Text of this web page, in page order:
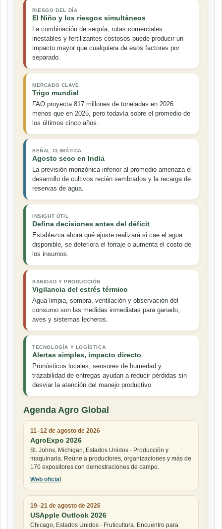
RIESGO DEL DÍA
El Niño y los riesgos simultáneos
La combinación de sequía, rutas comerciales
inestables y fertilizantes costosos puede producir un
impacto mayor que cualquiera de esos factores por
separado.
MERCADO CLAVE
Trigo mundial
FAO proyecta 817 millones de toneladas en 2026:
menos que en 2025, pero todavía sobre el promedio de
los últimos cinco años.
SEÑAL CLIMÁTICA
Agosto seco en India
La previsión monzónica inferior al promedio amenaza el
desarrollo de cultivos recién sembrados y la recarga de
reservas de agua.
INSIGHT ÚTIL
Defina decisiones antes del déficit
Establezca ahora qué ajuste realizará si cae el agua
disponible, se deteriora el forraje o aumenta el costo de
los insumos.
SANIDAD Y PRODUCCIÓN
Vigilancia del estrés térmico
Agua limpia, sombra, ventilación y observación del
consumo son las medidas inmediatas para ganado,
aves y sistemas lecheros.
TECNOLOGÍA Y LOGÍSTICA
Alertas simples, impacto directo
Pronósticos locales, sensores de humedad y
trazabilidad de entregas ayudan a reducir pérdidas sin
desviar la atención del manejo productivo.
Agenda Agro Global
11–12 de agosto de 2026
AgroExpo 2026
St. Johns, Michigan, Estados Unidos · Producción y
maquinaria. Reúne a productores, organizaciones y más de
170 expositores con demostraciones de campo.
Web oficial
19–21 de agosto de 2026
USApple Outlook 2026
Chicago, Estados Unidos · Fruticultura. Encuentro para